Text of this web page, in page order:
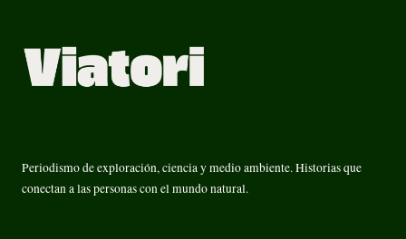
Periodismo de exploración, ciencia y medio ambiente. Historias que
conectan a las personas con el mundo natural.